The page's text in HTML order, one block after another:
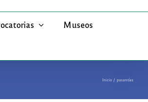
Museos
Inicio pasantías